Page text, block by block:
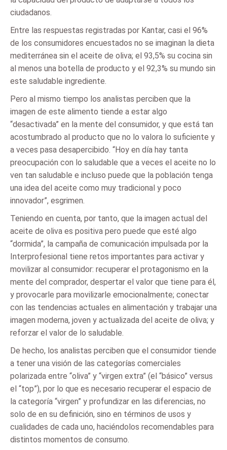
ciudadanos.
Entre las respuestas registradas por Kantar, casi el 96%
de los consumidores encuestados no se imaginan la dieta
mediterránea sin el aceite de oliva; el 93,5% su cocina sin
al menos una botella de producto y el 92,3% su mundo sin
este saludable ingrediente.
Pero al mismo tiempo los analistas perciben que la
imagen de este alimento tiende a estar algo
“desactivada” en la mente del consumidor, y que está tan
acostumbrado al producto que no lo valora lo suficiente y
a veces pasa desapercibido. “Hoy en día hay tanta
preocupación con lo saludable que a veces el aceite no lo
ven tan saludable e incluso puede que la población tenga
una idea del aceite como muy tradicional y poco
innovador”, esgrimen.
Teniendo en cuenta, por tanto, que la imagen actual del
aceite de oliva es positiva pero puede que esté algo
“dormida”, la campaña de comunicación impulsada por la
Interprofesional tiene retos importantes para activar y
movilizar al consumidor: recuperar el protagonismo en la
mente del comprador, despertar el valor que tiene para él,
y provocarle para movilizarle emocionalmente; conectar
con las tendencias actuales en alimentación y trabajar una
imagen moderna, joven y actualizada del aceite de oliva; y
reforzar el valor de lo saludable.
De hecho, los analistas perciben que el consumidor tiende
a tener una visión de las categorías comerciales
polarizada entre “oliva” y “virgen extra” (el “básico” versus
el “top”), por lo que es necesario recuperar el espacio de
la categoría “virgen” y profundizar en las diferencias, no
solo de en su definición, sino en términos de usos y
cualidades de cada uno, haciéndolos recomendables para
distintos momentos de consumo.